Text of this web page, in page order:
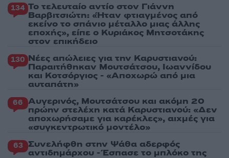
134 Το τελευταίο αντίο στον Γιάννη
Βαρβιτσιώτη: «Ήταν φτιαγμένος από
εκείνο το σπάνιο μέταλλο μιας άλλης
εποχής», είπε ο Κυριάκος Μητσοτάκης
στον επικήδειο
130 Νέες απώλειες για την Καρυστιανού:
Παραιτήθηκαν Μουτσάτσου, Ιωαννίδου
και Κοτσόργιος - «Αποχωρώ από μια
αυταπάτη»
66 Αυγερινός, Μουτσάτσου και ακόμη 20
πρώην στελέχη κατά Καρυστιανού: «Δεν
αποχωρήσαμε για καρέκλες», αιχμές για
«συγκεντρωτικό μοντέλο»
63 Συνελήφθη στην Ψάθα αδερφός
αντιδημάρχου - Έσπασε το μπλόκο της